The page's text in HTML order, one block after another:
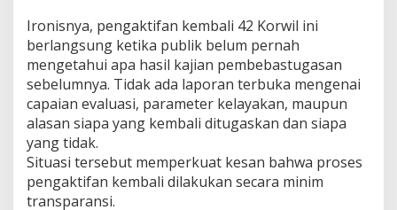
Ironisnya, pengaktifan kembali 42 Korwil ini
berlangsung ketika publik belum pernah
mengetahui apa hasil kajian pembebastugasan
sebelumnya. Tidak ada laporan terbuka mengenai
capaian evaluasi, parameter kelayakan, maupun
alasan siapa yang kembali ditugaskan dan siapa
yang tidak.
Situasi tersebut memperkuat kesan bahwa proses
pengaktifan kembali dilakukan secara minim
transparansi.